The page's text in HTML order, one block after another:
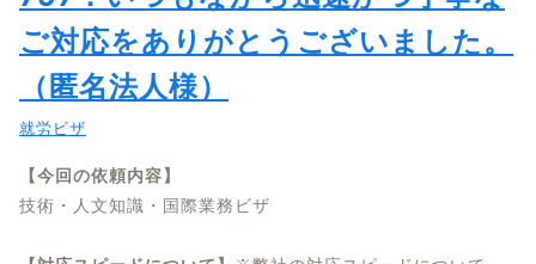
ご対応をありがとうございました。
（匿名法人様）
就労ビザ
【今回の依頼内容】
技術・人文知識・国際業務ビザ